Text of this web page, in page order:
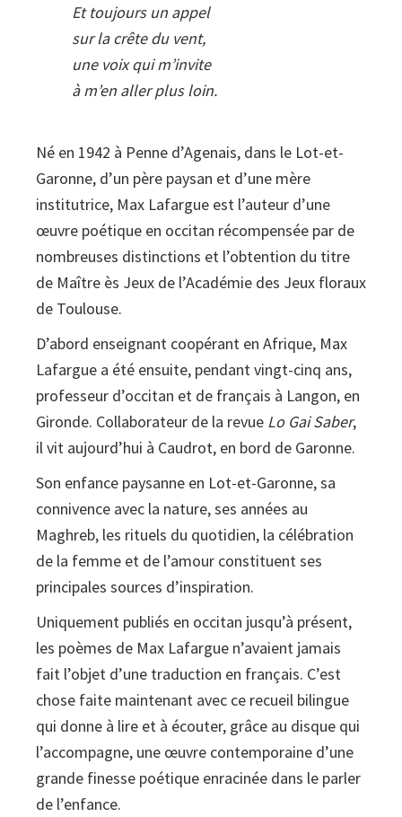
Et toujours un appel
sur la crête du vent,
une voix qui m’invite
à m’en aller plus loin.
Né en 1942 à Penne d’Agenais, dans le Lot-et-
Garonne, d’un père paysan et d’une mère
institutrice, Max Lafargue est l’auteur d’une
œuvre poétique en occitan récompensée par de
nombreuses distinctions et l’obtention du titre
de Maître ès Jeux de l’Académie des Jeux floraux
de Toulouse.
D’abord enseignant coopérant en Afrique, Max
Lafargue a été ensuite, pendant vingt-cinq ans,
professeur d’occitan et de français à Langon, en
Gironde. Collaborateur de la revue Lo Gai Saber,
il vit aujourd’hui à Caudrot, en bord de Garonne.
Son enfance paysanne en Lot-et-Garonne, sa
connivence avec la nature, ses années au
Maghreb, les rituels du quotidien, la célébration
de la femme et de l’amour constituent ses
principales sources d’inspiration.
Uniquement publiés en occitan jusqu’à présent,
les poèmes de Max Lafargue n’avaient jamais
fait l’objet d’une traduction en français. C’est
chose faite maintenant avec ce recueil bilingue
qui donne à lire et à écouter, grâce au disque qui
l’accompagne, une œuvre contemporaine d’une
grande finesse poétique enracinée dans le parler
de l’enfance.